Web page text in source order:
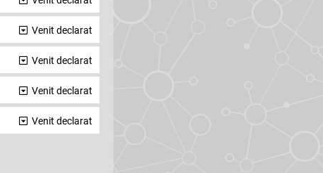
Venit declarat
Venit declarat
Venit declarat
Venit declarat